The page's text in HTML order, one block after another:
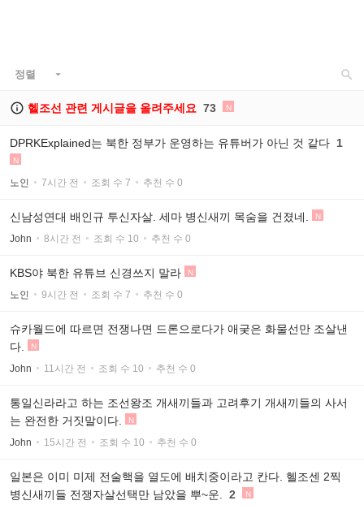
정렬  
 헬조선 관련 게시글을 올려주세요 73 N
DPRKExplained는 북한 정부가 운영하는 유튜버가 아닌 것 같다 1
N
노인 7시간 전 조회 수 7 추천 수 0
신남성연대 배인규 투신자살. 세마 병신새끼 목숨을 건졌네. N
John 8시간 전 조회 수 10 추천 수 0
KBS야 북한 유튜브 신경쓰지 말라 N
노인 9시간 전 조회 수 7 추천 수 0
슈카월드에 따르면 전쟁나면 드론으로다가 애궂은 화물선만 조살낸
다.
N
John 11시간 전 조회 수 10 추천 수 0
통일신라라고 하는 조선왕조 개새끼들과 고려후기 개새끼들의 사서
는 완전한 거짓말이다.
N
John 15시간 전 조회 수 10 추천 수 0
일본은 이미 미제 전술핵을 열도에 배치중이라고 칸다. 헬조센 2찍
병신새끼들 전쟁자살선택만 남았을 뿌~운.
2 N